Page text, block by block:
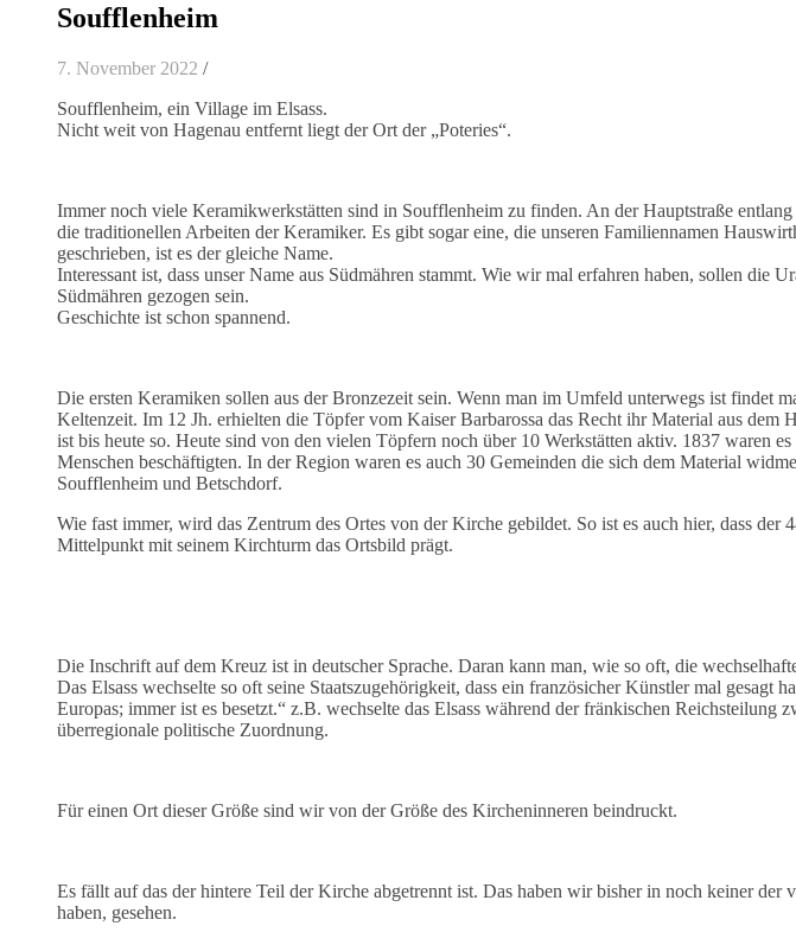
Soufflenheim
7. November 2022 /
Soufflenheim, ein Village im Elsass.
Nicht weit von Hagenau entfernt liegt der Ort der „Poteries“.
Immer noch viele Keramikwerkstätten sind in Soufflenheim zu finden. An der Hauptstraße
die traditionellen Arbeiten der Keramiker. Es gibt sogar eine, die unseren Familiennamen
geschrieben, ist es der gleiche Name.
Interessant ist, dass unser Name aus Südmähren stammt. Wie wir mal erfahren haben, sollen die
Südmähren gezogen sein.
Geschichte ist schon spannend.
Die ersten Keramiken sollen aus der Bronzezeit sein. Wenn man im Umfeld unterwegs ist findet
Keltenzeit. Im 12 Jh. erhielten die Töpfer vom Kaiser Barbarossa das Recht ihr Material aus dem
ist bis heute so. Heute sind von den vielen Töpfern noch über 10 Werkstätten aktiv. 1837 waren
Menschen beschäftigten. In der Region waren es auch 30 Gemeinden die sich dem Material
Soufflenheim und Betschdorf.
Wie fast immer, wird das Zentrum des Ortes von der Kirche gebildet. So ist es auch hier, dass der
Mittelpunkt mit seinem Kirchturm das Ortsbild prägt.
Die Inschrift auf dem Kreuz ist in deutscher Sprache. Daran kann man, wie so oft, die
Das Elsass wechselte so oft seine Staatszugehörigkeit, dass ein französicher Künstler mal gesagt
Europas; immer ist es besetzt.“ z.B. wechselte das Elsass während der fränkischen Reichsteilung
überregionale politische Zuordnung.
Für einen Ort dieser Größe sind wir von der Größe des Kircheninneren beindruckt.
Es fällt auf das der hintere Teil der Kirche abgetrennt ist. Das haben wir bisher in noch keiner der
haben, gesehen.